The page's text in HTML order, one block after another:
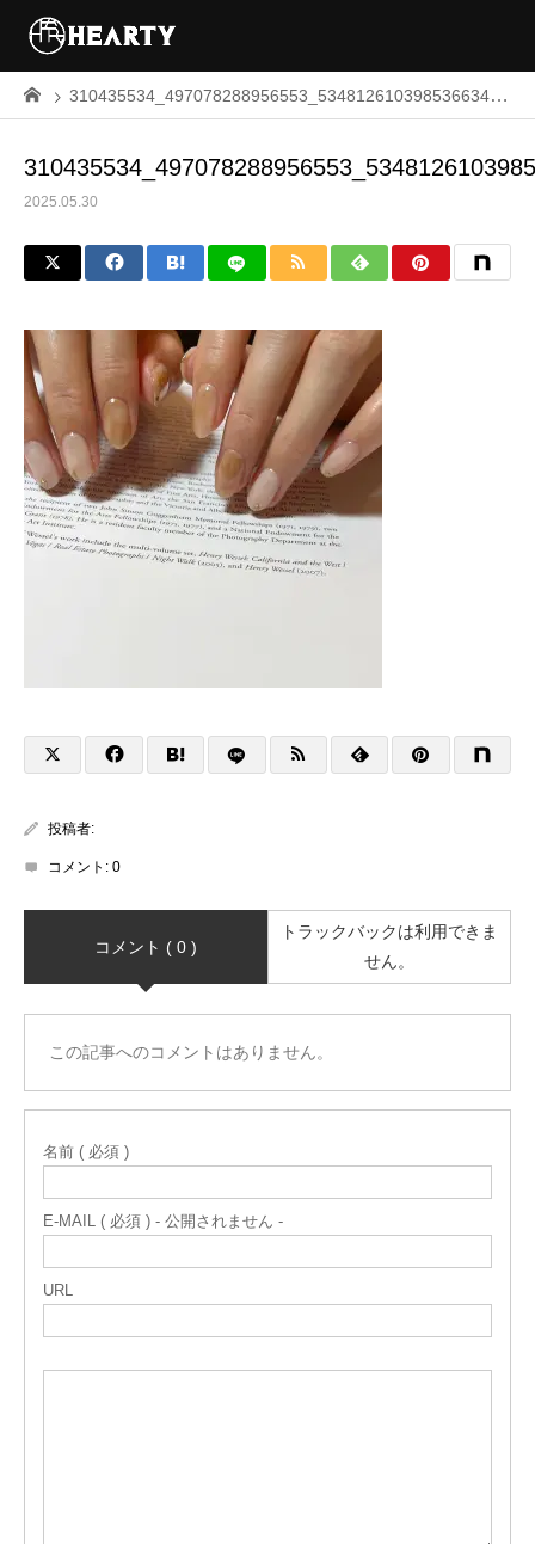
310435534_497078288956553_5348126103985366343_n
2025.05.30
投稿者:
コメント: 0
コメント ( 0 )
トラックバックは利用できま
せん。
この記事へのコメントはありません。
名前 ( 必須 )
E-MAIL ( 必須 ) - 公開されません -
URL